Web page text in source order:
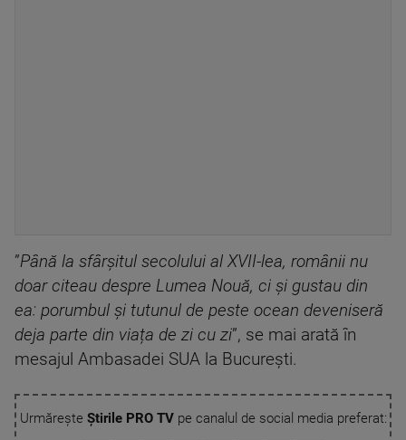
”Până la sfârșitul secolului al XVII-lea, românii nu
doar citeau despre Lumea Nouă, ci și gustau din
ea: porumbul și tutunul de peste ocean deveniseră
deja parte din viața de zi cu zi”, se mai arată în
mesajul Ambasadei SUA la București.
Urmărește Știrile PRO TVpe canalul de social media preferat: